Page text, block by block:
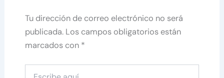
Tu dirección de correo electrónico no será
publicada. Los campos obligatorios están
marcados con *